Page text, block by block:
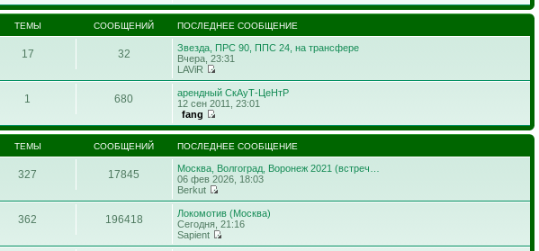
ТЕМЫ СООБЩЕНИЙ ПОСЛЕДНЕЕ СООБЩЕНИЕ
17 32
Звезда, ПРС 90, ППС 24, на трансфере
Вчера, 23:31
LAViR
1 680
арендный СкАуТ-ЦеНтР
12 сен 2011, 23:01
fang
ТЕМЫ СООБЩЕНИЙ ПОСЛЕДНЕЕ СООБЩЕНИЕ
327 17845
Москва, Волгоград, Воронеж 2021 (встреч…
06 фев 2026, 18:03
Berkut
362 196418
Локомотив (Москва)
Сегодня, 21:16
Sapient